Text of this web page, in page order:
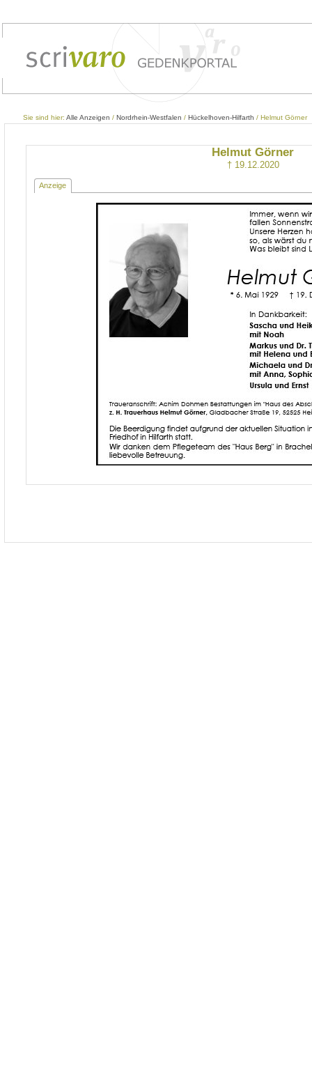
Sie sind hier: Alle Anzeigen / Nordrhein-Westfalen / Hückelhoven-Hilfarth / Helmut Görner
Helmut Görner
† 19.12.2020
Anzeige